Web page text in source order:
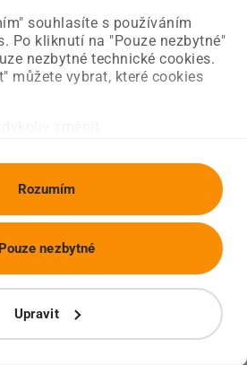
souhlasíte s používáním
Po kliknutí na "Pouze nezbytné"
nezbytné technické cookies.
můžete vybrat, které cookies
Rozumím
Upravit
Pouze nezbytné
Úvodní strana